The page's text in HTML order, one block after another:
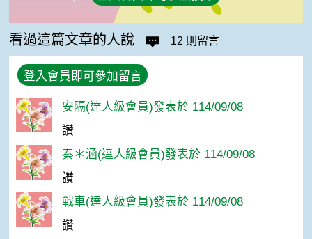
看過這篇文章的人說 12 則留言
登入會員即可參加留言
安隔(達人級會員)發表於 114/09/08
讚
秦＊涵(達人級會員)發表於 114/09/08
讚
戰車(達人級會員)發表於 114/09/08
讚